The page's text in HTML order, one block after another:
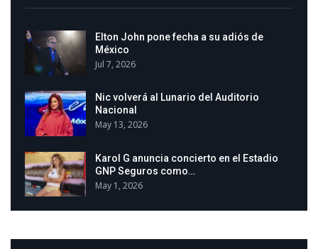
Elton John pone fecha a su adiós de
México
Jul 7, 2026
Nic volverá al Lunario del Auditorio
Nacional
May 13, 2026
Karol G anuncia concierto en el Estadio
GNP Seguros como…
May 1, 2026